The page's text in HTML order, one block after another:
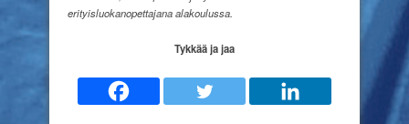
erityisluokanopettajana alakoulussa.
Tykkää ja jaa